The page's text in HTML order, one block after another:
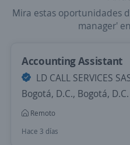
Mira estas oportunidades
manager'
Accounting Assistant
LD CALL SERVICES
Bogotá, D.C., Bogotá, D.C.
Remoto
Hace 3 días